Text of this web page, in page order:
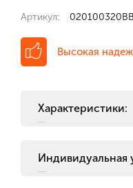
Артикул:
Высокая
Характеристики:
Индивидуальная